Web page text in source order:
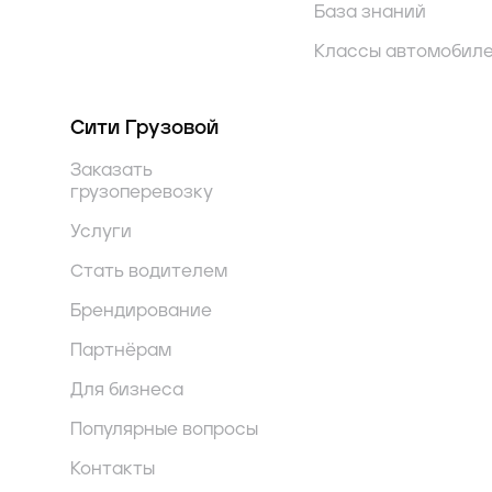
Audi A5 Avant
Audi
Audi
Audi
База знаний
Классы
Сити Грузовой
Заказать
грузоперевозку
Услуги
Стать водителем
Брендирование
Партнёрам
Для бизнеса
Популярные вопросы
Контакты